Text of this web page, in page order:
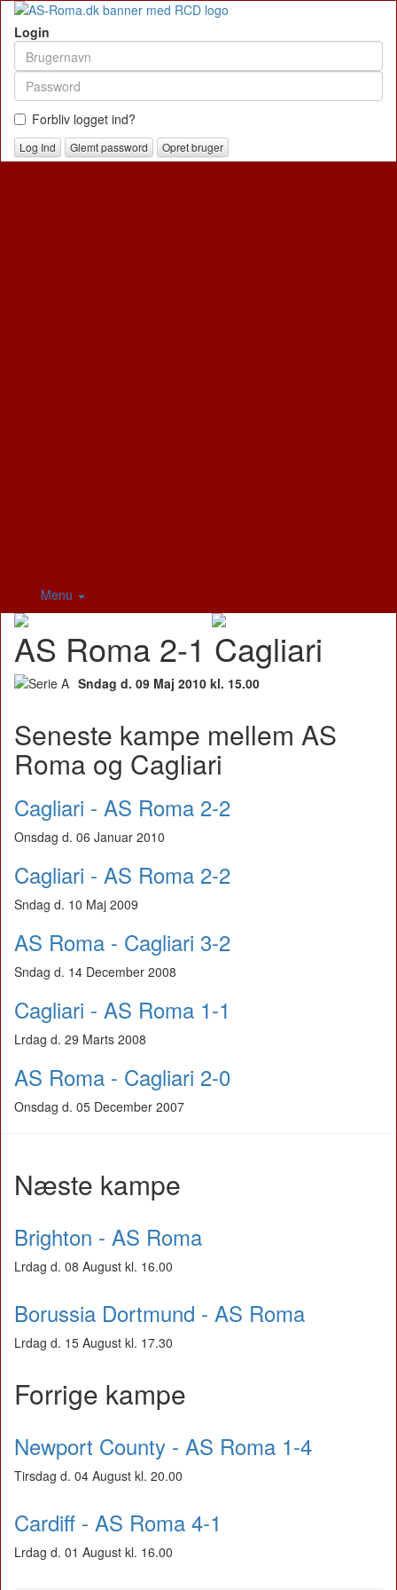
Login
Forbliv logget ind?
Glemt password Opret bruger
Menu
AS Roma 2-1 Cagliari
Sndag d. 09 Maj 2010 kl. 15.00
Seneste kampe mellem AS
Roma og Cagliari
Cagliari - AS Roma 2-2
Onsdag d. 06 Januar 2010
Cagliari - AS Roma 2-2
Sndag d. 10 Maj 2009
AS Roma - Cagliari 3-2
Sndag d. 14 December 2008
Cagliari - AS Roma 1-1
Lrdag d. 29 Marts 2008
AS Roma - Cagliari 2-0
Onsdag d. 05 December 2007
Næste kampe
Brighton - AS Roma
Lrdag d. 08 August kl. 16.00
Borussia Dortmund - AS Roma
Lrdag d. 15 August kl. 17.30
Forrige kampe
Newport County - AS Roma 1-4
Tirsdag d. 04 August kl. 20.00
Cardiff - AS Roma 4-1
Lrdag d. 01 August kl. 16.00